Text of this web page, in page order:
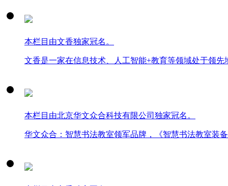
本栏目由文香独家冠名。
文香是一家在信息技术、人工智能+教育等领域处于领
本栏目由北京华文众合科技有限公司独家冠名。
华文众合：智慧书法教室领军品牌，《智慧书法教室装